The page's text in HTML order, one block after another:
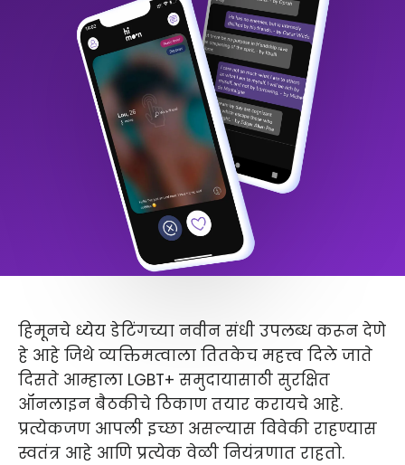
हिमूनचे ध्येय डेटिंगच्या नवीन संधी उपलब्ध करून देणे
हे आहे जिथे व्यक्तिमत्वाला तितकेच महत्त्व दिले जाते
दिसते आम्हाला LGBT+ समुदायासाठी सुरक्षित
ऑनलाइन बैठकीचे ठिकाण तयार करायचे आहे.
प्रत्येकजण आपली इच्छा असल्यास विवेकी राहण्यास
स्वतंत्र आहे आणि प्रत्येक वेळी नियंत्रणात राहतो.